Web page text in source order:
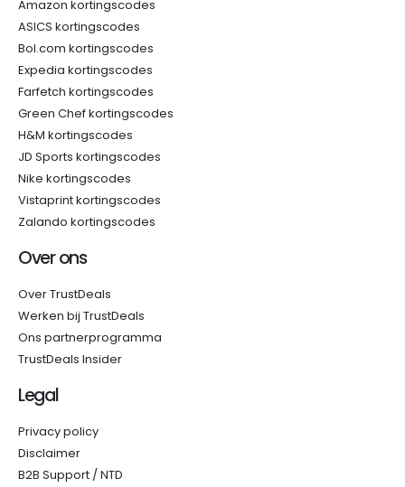
Amazon kortingscodes
ASICS kortingscodes
Bol.com kortingscodes
Expedia kortingscodes
Farfetch kortingscodes
Green Chef kortingscodes
H&M kortingscodes
JD Sports kortingscodes
Nike kortingscodes
Vistaprint kortingscodes
Zalando kortingscodes
Over ons
Over TrustDeals
Werken bij TrustDeals
Ons partnerprogramma
TrustDeals Insider
Legal
Privacy policy
Disclaimer
B2B Support / NTD